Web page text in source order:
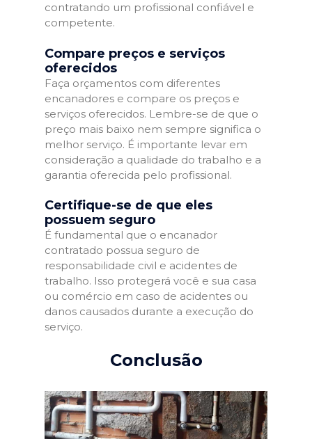
contratando um profissional confiável e
competente.
Compare preços e serviços
oferecidos
Faça orçamentos com diferentes
encanadores e compare os preços e
serviços oferecidos. Lembre-se de que o
preço mais baixo nem sempre significa o
melhor serviço. É importante levar em
consideração a qualidade do trabalho e a
garantia oferecida pelo profissional.
Certifique-se de que eles
possuem seguro
É fundamental que o encanador
contratado possua seguro de
responsabilidade civil e acidentes de
trabalho. Isso protegerá você e sua casa
ou comércio em caso de acidentes ou
danos causados durante a execução do
serviço.
Conclusão